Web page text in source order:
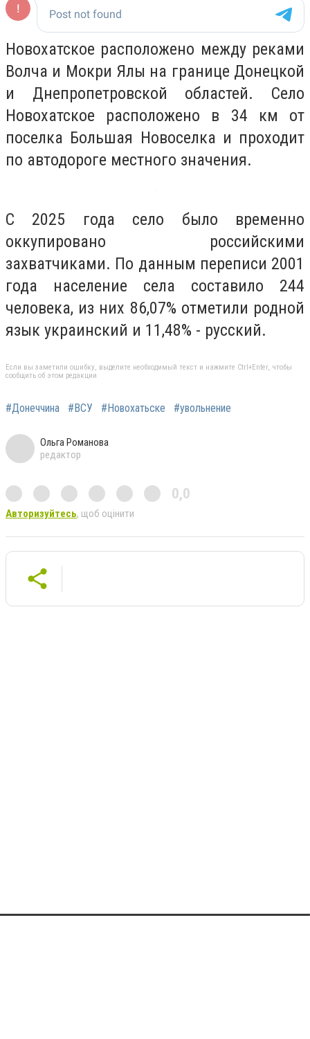
Новохатское расположено между реками
Волча и Мокри Ялы на границе Донецкой
и Днепропетровской областей. Село
Новохатское расположено в 34 км от
поселка Большая Новоселка и проходит
по автодороге местного значения.
С 2025 года село было временно
оккупировано российскими
захватчиками. По данным переписи 2001
года население села составило 244
человека, из них 86,07% отметили родной
язык украинский и 11,48% - русский.
Если вы заметили ошибку, выделите необходимый текст и нажмите Ctrl+Enter, чтобы
сообщить об этом редакции
#Донеччина #ВСУ #Новохатьске #увольнение
Ольга Романова
редактор
0,0
Авторизуйтесь, щоб оцінити